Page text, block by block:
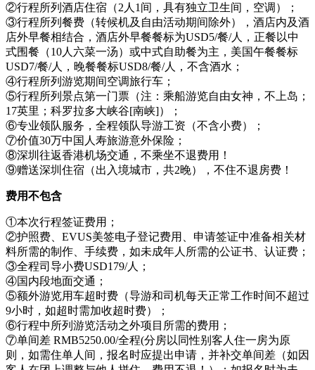
②行程所列酒店住宿（2人1间，具有独立卫生间，空调）；
③行程所列餐费（转候机及自由活动期间除外），酒店内及酒
店外早餐相结合，酒店外早餐餐标为USD5/餐/人，正餐以中
式围餐（10人六菜一汤）或中式自助餐为主，美国午餐餐标
USD7/餐/人，晚餐餐标USD8/餐/人，不含酒水；
④行程所列游览期间空调旅行车；
⑤行程所列景点第一门票（注：乘船游览自由女神，不上岛；
17英里；科罗拉多大峡谷[南峡]）；
⑥专业领队服务，全程领队导游工资（不含小费）；
⑦价值30万中国人寿旅游意外保险；
⑧深圳往返香港机场交通，不乘坐不退费用！
⑨赠送深圳住宿（出入境城市，共2晚），不住不退房费！
费用不包含
①本次行程签证费用；
②护照费、EVUS美签电子登记费用、申请签证中准备相关材
料所需的制作、手续费，如未成年人所需的公证书、认证费；
③全程司导小费USD179/人；
④国内段地面交通；
⑤额外游览用车超时费（导游和司机每天正常工作时间不超过
9小时，如超时需加收超时费）；
⑥行程中所列游览活动之外项目所需的费用；
⑦单间差 RMB5250.00/全程(分房以同性别客人住一房为原
则，如需住单人间，报名时应提出申请，并补交单间差（如因